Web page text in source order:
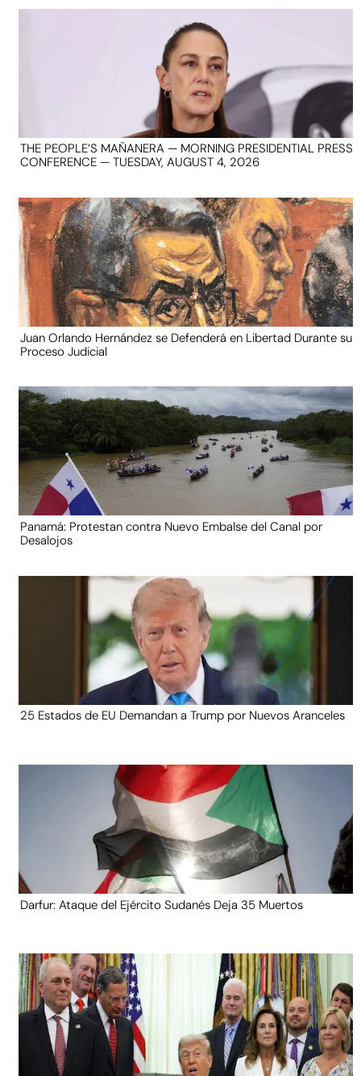
THE PEOPLE’S MAÑANERA — MORNING PRESIDENTIAL PRESS
CONFERENCE — TUESDAY, AUGUST 4, 2026
Juan Orlando Hernández se Defenderá en Libertad Durante su
Proceso Judicial
Panamá: Protestan contra Nuevo Embalse del Canal por
Desalojos
25 Estados de EU Demandan a Trump por Nuevos Aranceles
Darfur: Ataque del Ejército Sudanés Deja 35 Muertos